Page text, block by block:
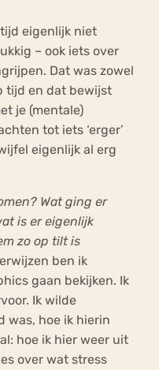
eigenlijk niet
– ook iets over
Dat was zowel
tijd en dat bewijst
je (mentale)
tot iets ‘erger’
eigenlijk al erg
Wat ging er
is er eigenlijk
zo op tilt is
ben ik
gaan bekijken. Ik
Ik wilde
was, hoe ik hierin
hoe ik hier weer uit
over wat stress